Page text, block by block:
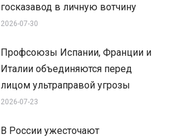
госказавод в личную вотчину
2026-07-30
Профсоюзы Испании, Франции и
Италии объединяются перед
лицом ультраправой угрозы
2026-07-23
В России ужесточают